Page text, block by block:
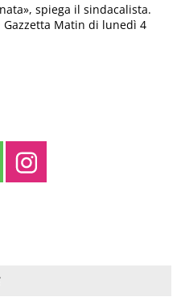
spiega il sindacalista.
Matin di lunedì 4